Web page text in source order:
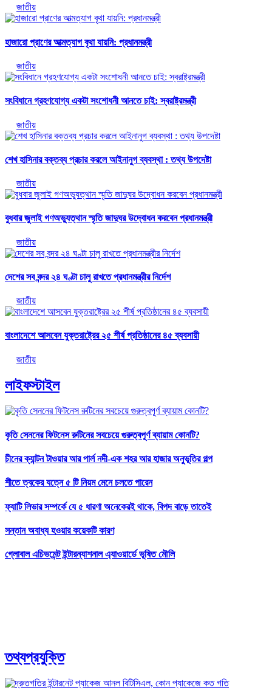
জাতীয়
হাজারো প্রাণের আত্মত্যাগ বৃথা যায়নি: প্রধানমন্ত্রী
জাতীয়
সংবিধানে গ্রহণযোগ্য একটা সংশোধনী আনতে চাই: স্বরাষ্ট্রমন্ত্রী
জাতীয়
শেখ হাসিনার বক্তব্য প্রচার করলে আইনানুগ ব্যবস্থা : তথ্য উপদেষ্টা
জাতীয়
বুধবার জুলাই গণঅভ্যুত্থান স্মৃতি জাদুঘর উদ্বোধন করবেন প্রধানমন্ত্রী
জাতীয়
দেশের সব বন্দর ২৪ ঘণ্টা চালু রাখতে প্রধানমন্ত্রীর নির্দেশ
জাতীয়
বাংলাদেশে আসবেন যুক্তরাষ্ট্রের ২৫ শীর্ষ প্রতিষ্ঠানের ৪৫ ব্যবসায়ী
জাতীয়
লাইফস্টাইল
কৃতি সেননের ফিটনেস রুটিনের সবচেয়ে গুরুত্বপূর্ণ ব্যায়াম কোনটি?
চীনের ক্যান্টন টাওয়ার আর পার্ল নদী-এক শহর আর হাজার অনুভূতির গল্প
শীতে ত্বকের যত্নে ৫ টি নিয়ম মেনে চলতে পারেন
ফ্যাটি লিভার সম্পর্কে যে ৫ ধারণা অনেকেরই থাকে, বিপদ বাড়ে তাতেই
সন্তান অবাধ্য হওয়ার কয়েকটি কারণ
গ্লোবাল এচিভমেন্ট ইন্টারন্যাশনাল এ্যাওয়ার্ডে ভূষিত মৌলি
তথ্যপ্রযুক্তি